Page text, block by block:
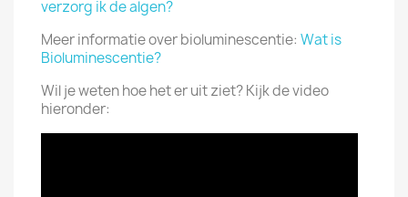
verzorg ik de algen?
Meer informatie over bioluminescentie: Wat is
Bioluminescentie?
Wil je weten hoe het er uit ziet? Kijk de video
hieronder: